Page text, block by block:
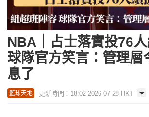
NBA｜占士落實投76
球隊官方笑言：管理層
息了
籃球天地 更新時間：18:02 2026-07-28 HKT